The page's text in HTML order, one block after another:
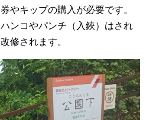
やキップの購入が必要です。
ンコやパンチ（入鋏）はされ
修されます。